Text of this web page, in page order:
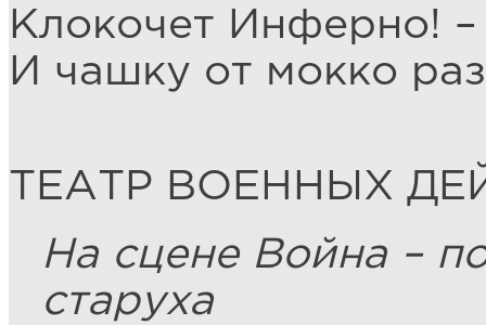
Клокочет Инферно! –
И чашку от мокко
ТЕАТР ВОЕННЫХ
На сцене Война –
старуха